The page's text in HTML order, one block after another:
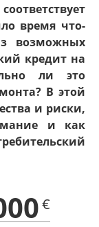
время что-
возможных
кредит на
ли это
В этой
и риски,
и как
€